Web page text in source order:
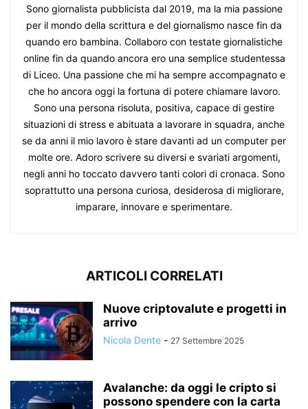
Sono giornalista pubblicista dal 2019, ma la mia passione
per il mondo della scrittura e del giornalismo nasce fin da
quando ero bambina. Collaboro con testate giornalistiche
online fin da quando ancora ero una semplice studentessa
di Liceo. Una passione che mi ha sempre accompagnato e
che ho ancora oggi la fortuna di potere chiamare lavoro.
Sono una persona risoluta, positiva, capace di gestire
situazioni di stress e abituata a lavorare in squadra, anche
se da anni il mio lavoro è stare davanti ad un computer per
molte ore. Adoro scrivere su diversi e svariati argomenti,
negli anni ho toccato davvero tanti colori di cronaca. Sono
soprattutto una persona curiosa, desiderosa di migliorare,
imparare, innovare e sperimentare.
ARTICOLI CORRELATI
Nuove criptovalute e progetti in
arrivo
Nicola Dente - 27 Settembre 2025
Avalanche: da oggi le cripto si
possono spendere con la carta